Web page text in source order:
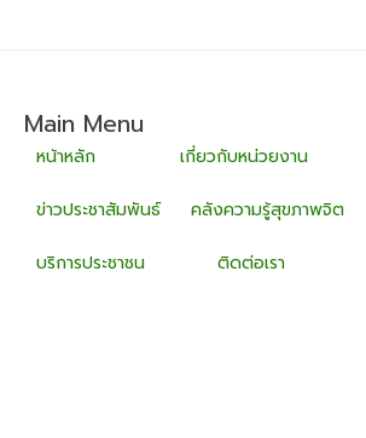
Main Menu
หน้าหลัก เกี่ยวกับหน่วยงาน
ข่าวประชาสัมพันธ์ คลังความรู้สุขภาพจิต
บริการประชาชน ติดต่อเรา